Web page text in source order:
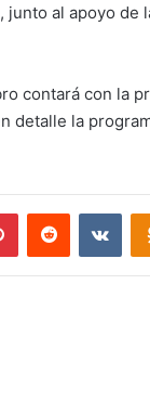
al apoyo de
contará con la
detalle la
PinterestReddit